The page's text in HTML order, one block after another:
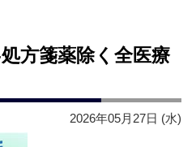
方箋薬除く全医療
2026年05月27日 (水)